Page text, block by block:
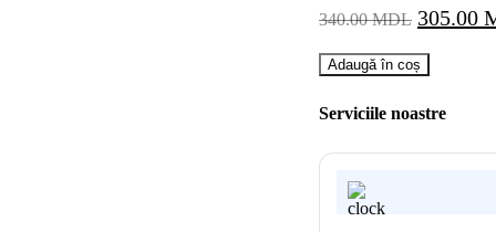
340.00MDL Prețul
a
340.00
305.00
Cantitate
Sapuniera
sticlă
861010-
Adaugă în coș
Serviciile noastre